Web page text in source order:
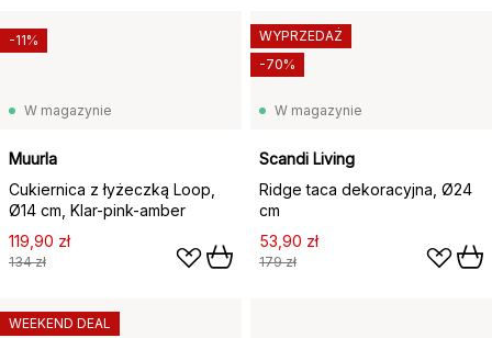
W magazynie
Muurla
Cukiernica z łyżeczką Loop,
Ø14 cm, Klar-pink-amber
119,90 zł
134 zł
-11%
W magazynie
Scandi Living
Ridge taca dekoracyjna, Ø24
cm
53,90 zł
179 zł
WYPRZEDAŻ
-70%
WEEKEND DEAL